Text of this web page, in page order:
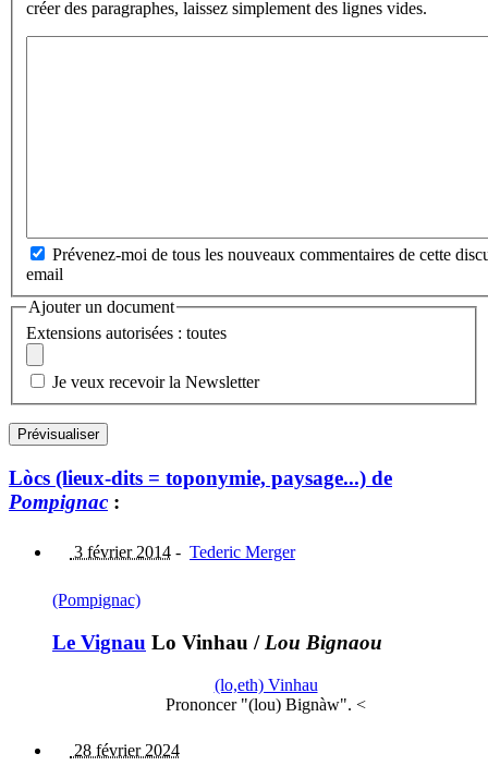
créer des paragraphes, laissez simplement des lignes vides.
Prévenez-moi de tous les nouveaux commentaires de cette
email
Ajouter un document
Extensions autorisées : toutes
Je veux recevoir la Newsletter
Lòcs (lieux-dits = toponymie, paysage...) de
Pompignac :
3 février 2014 - Tederic Merger
(Pompignac)
Le Vignau Lo Vinhau / Lou Bignaou
(lo,eth) Vinhau
Prononcer "(lou) Bignàw". <
28 février 2024